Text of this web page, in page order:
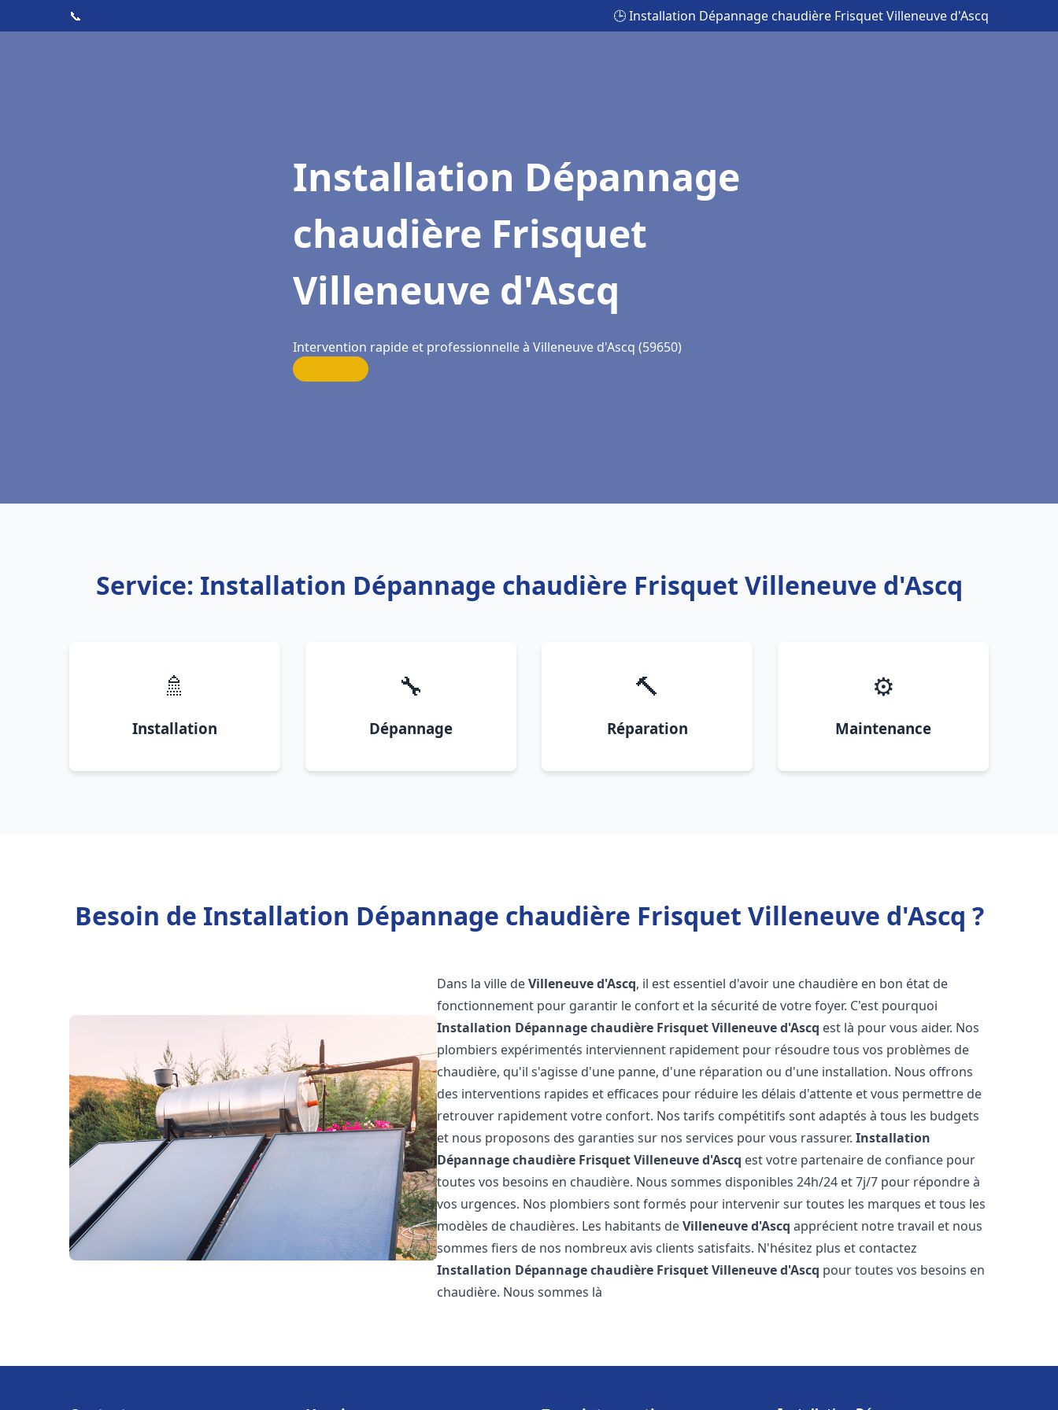
📞 🕒 Installation Dépannage chaudière Frisquet Villeneuve d'Ascq
Installation Dépannage
chaudière Frisquet
Villeneuve d'Ascq
Intervention rapide et professionnelle à Villeneuve d'Ascq (59650)
Service: Installation Dépannage chaudière Frisquet Villeneuve d'Ascq
🚿
Installation
🔧
Dépannage
🔨
Réparation
⚙️
Maintenance
Besoin de Installation Dépannage chaudière Frisquet Villeneuve d'Ascq ?
Dans la ville deVilleneuve d'Ascq, il est essentiel d'avoir une chaudière en bon état de
fonctionnement pour garantir le confort et la sécurité de votre foyer. C'est pourquoi
Installation Dépannage chaudière FrisquetVilleneuve d'Ascq est là pour vous aider. Nos
plombiers expérimentés interviennent rapidement pour résoudre tous vos problèmes de
chaudière, qu'il s'agisse d'une panne, d'une réparation ou d'une installation. Nous offrons
des interventions rapides et efficaces pour réduire les délais d'attente et vous permettre de
retrouver rapidement votre confort. Nos tarifs compétitifs sont adaptés à tous les budgets
et nous proposons des garanties sur nos services pour vous rassurer.Installation
Dépannage chaudière FrisquetVilleneuve d'Ascq est votre partenaire de confiance pour
toutes vos besoins en chaudière. Nous sommes disponibles 24h/24 et 7j/7 pour répondre à
vos urgences. Nos plombiers sont formés pour intervenir sur toutes les marques et tous les
modèles de chaudières. Les habitants deVilleneuve d'Ascq apprécient notre travail et nous
sommes fiers de nos nombreux avis clients satisfaits. N'hésitez plus et contactez
Installation Dépannage chaudière FrisquetVilleneuve d'Ascq pour toutes vos besoins en
chaudière. Nous sommes là